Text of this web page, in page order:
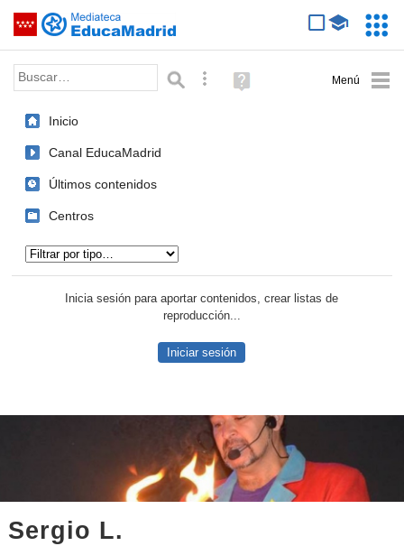
Saltar navegación
Palabra o frase: Búsqueda avanzada
Ayuda
(en
Inicio
Canal EducaMadrid
Últimos contenidos
Centros
Inicia sesión para aportar contenidos, crear listas de
reproducción...
Iniciar sesión
Sergio L.